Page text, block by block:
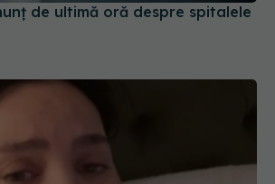
de ultimă oră despre spitalele